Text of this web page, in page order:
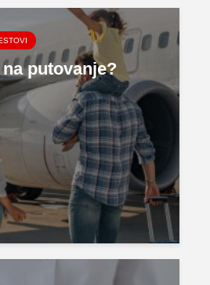
putovanje?